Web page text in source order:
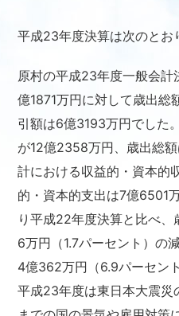
平成23年度決算は次のとお
原村の平成23年度一般会
億1871万円に対して歳出
引額は6億3193万円でした
が12億2358万円、歳出総
計における収益的・資本的
的・資本的支出は7億6501
り平成22年度決算と比べ
6万円（1.7パーセント）の
4億362万円（6.9パーセン
平成23年度は東日本大震